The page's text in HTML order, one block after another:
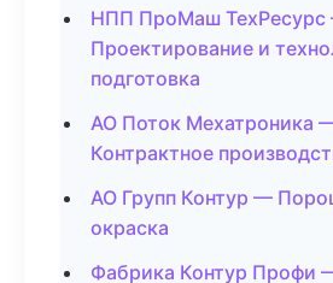
НПП ПроМаш
Проектирование и
подготовка
АО Поток Мехатроника
Контрактное
АО Групп Контур —
окраска
Фабрика Контур Профи